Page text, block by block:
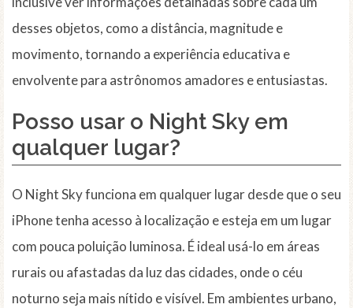
desses objetos, como a distância, magnitude e
movimento, tornando a experiência educativa e
envolvente para astrônomos amadores e entusiastas.
Posso usar o Night Sky em
qualquer lugar?
O Night Sky funciona em qualquer lugar desde que o seu
iPhone tenha acesso à localização e esteja em um lugar
com pouca poluição luminosa. É ideal usá-lo em áreas
rurais ou afastadas da luz das cidades, onde o céu
noturno seja mais nítido e visível. Em ambientes urbano,